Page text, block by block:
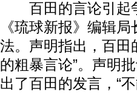
百田的言论引起争
《琉球新报》编辑
法。声明指出，百田
的粗暴言论”。声明
出了百田的发言，“